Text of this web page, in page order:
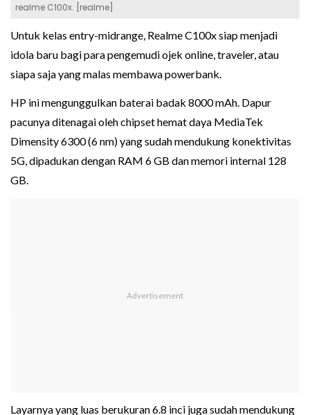
realme C100x. [realme]
Untuk kelas entry-midrange, Realme C100x siap menjadi
idola baru bagi para pengemudi ojek online, traveler, atau
siapa saja yang malas membawa powerbank.
HP ini mengunggulkan baterai badak 8000 mAh. Dapur
pacunya ditenagai oleh chipset hemat daya MediaTek
Dimensity 6300 (6 nm) yang sudah mendukung konektivitas
5G, dipadukan dengan RAM 6 GB dan memori internal 128
GB.
Layarnya yang luas berukuran 6.8 inci juga sudah mendukung